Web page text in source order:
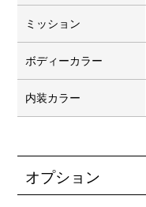
ミッション
ボディーカラー
内装カラー
オプション